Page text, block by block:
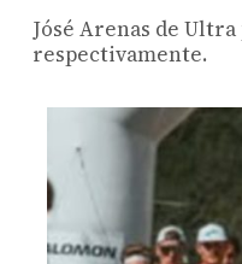
Jósé Arenas de
respectivamente.